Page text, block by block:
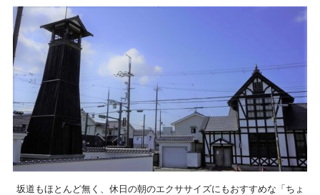
坂道もほとんど無く、休日の朝のエクササイズにもおすすめな「ちょ